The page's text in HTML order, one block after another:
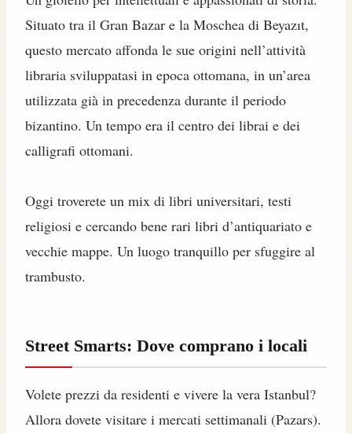
Situato tra il Gran Bazar e la Moschea di Beyazıt,
questo mercato affonda le sue origini nell’attività
libraria sviluppatasi in epoca ottomana, in un’area
utilizzata già in precedenza durante il periodo
bizantino. Un tempo era il centro dei librai e dei
calligrafi ottomani.
Oggi troverete un mix di libri universitari, testi
religiosi e cercando bene rari libri d’antiquariato e
vecchie mappe. Un luogo tranquillo per sfuggire al
trambusto.
Street Smarts: Dove comprano i locali
Volete prezzi da residenti e vivere la vera Istanbul?
Allora dovete visitare i mercati settimanali (Pazars).